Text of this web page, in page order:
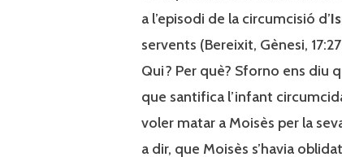
a l’episodi de la circumcisió d’
servents (Bereixit, Gènesi,
Qui? Per què? Sforno ens diu
que santifica l’infant
voler matar a Moisès per la
a dir, que Moisès s’havia